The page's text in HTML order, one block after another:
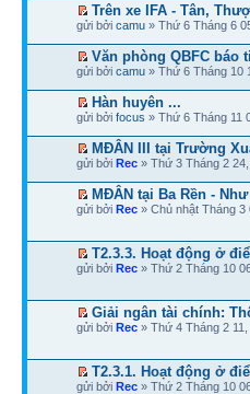
Trên xe IFA - Tân,
gửi bởi camu » Thứ 6 Tháng 6
Văn phòng QBFC báo
gửi bởi camu » Thứ 6 Tháng 10
Hàn huyên ...
gửi bởi focus » Thứ 6 Tháng 11
MĐÂN III tại Trường
gửi bởi Rec » Thứ 3 Tháng 2
MĐÂN tại Ba Rền -
gửi bởi Rec » Chủ nhật Tháng 3
T2.3.3. Hoạt động ở
gửi bởi Rec » Thứ 2 Tháng 10
Giải ngân tài chính:
gửi bởi Rec » Thứ 4 Tháng 2
T2.3.1. Hoạt động ở
gửi bởi Rec » Thứ 2 Tháng 10